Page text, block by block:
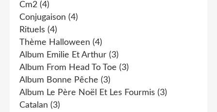
Cm2 (4)
Conjugaison (4)
Rituels (4)
Thème Halloween (4)
Album Emilie Et Arthur (3)
Album From Head To Toe (3)
Album Bonne Pêche (3)
Album Le Père Noël Et Les Fourmis (3)
Catalan (3)